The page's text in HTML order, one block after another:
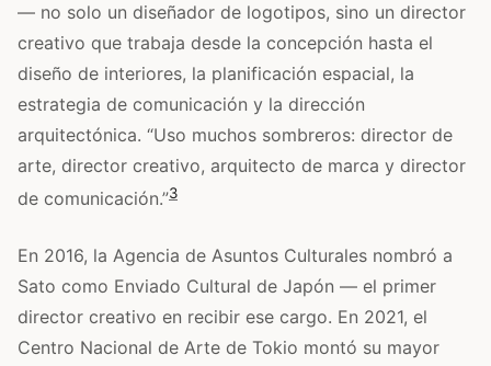
— no solo un diseñador de logotipos, sino un director
creativo que trabaja desde la concepción hasta el
diseño de interiores, la planificación espacial, la
estrategia de comunicación y la dirección
arquitectónica. “Uso muchos sombreros: director de
arte, director creativo, arquitecto de marca y director
de comunicación.”3
En 2016, la Agencia de Asuntos Culturales nombró a
Sato como Enviado Cultural de Japón — el primer
director creativo en recibir ese cargo. En 2021, el
Centro Nacional de Arte de Tokio montó su mayor